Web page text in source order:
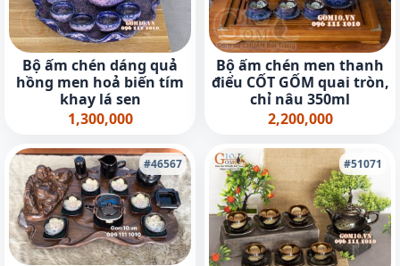
Bộ ấm chén dáng quả
hồng men hoả biến tím
khay lá sen
1,300,000
Bộ ấm chén men thanh
điểu CỐT GỐM quai tròn,
chỉ nâu 350ml
2,200,000
#46567 #51071